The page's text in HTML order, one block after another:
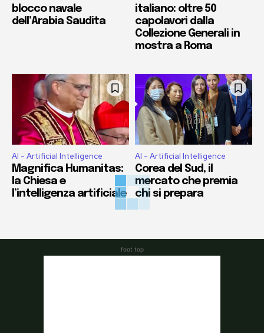
blocco navale
dell’Arabia Saudita
italiano: oltre 50
capolavori dalla
Collezione Generali in
mostra a Roma
AI - Artificial Intelligence
Magnifica Humanitas:
la Chiesa e
l’intelligenza artificiale
AI - Artificial Intelligence
Corea del Sud, il
mercato che premia
chi si prepara
foot top